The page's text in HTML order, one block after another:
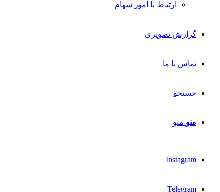
ارتباط با امور سهام
گزارش تصویری
تماس با ما
جستجو
منو منو
Instagram
Telegram